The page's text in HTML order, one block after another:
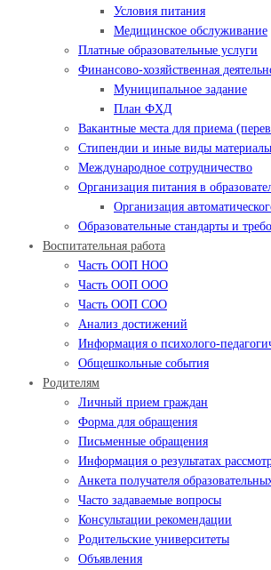
Условия питания
Медицинское обслуживание
Платные образовательные услуги
Финансово-хозяйственная
Муниципальное задание
План ФХД
Вакантные места для приема
Стипендии и иные виды
Международное сотрудничество
Организация питания в
Организация
Образовательные стандарты и
Воспитательная работа
Часть ООП НОО
Часть ООП ООО
Часть ООП СОО
Анализ достижений
Информация о психолого-
Общешкольные события
Родителям
Личный прием граждан
Форма для обращения
Письменные обращения
Информация о результатах
Анкета получателя
Часто задаваемые вопросы
Консультации рекомендации
Родительские университеты
Объявления